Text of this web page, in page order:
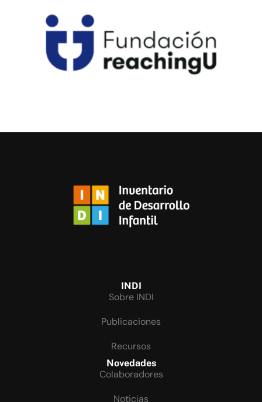
INDI
Sobre INDI
Publicaciones
Recursos
Novedades
Colaboradores
Noticias